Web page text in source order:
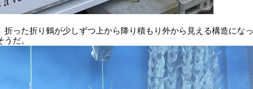
った折り鶴が少しずつ上から降り積もり外から見える構造になっ
だ。